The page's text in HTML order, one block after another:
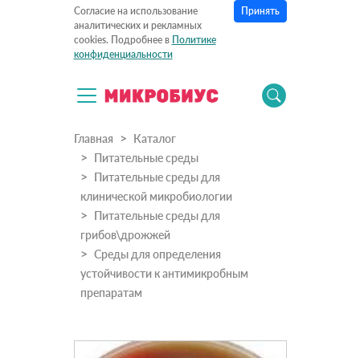
Согласие на использование
аналитических и рекламных
cookies. Подробнее в Политике
конфиденциальности
Принять
Главная
Каталог
Питательные среды
Питательные среды для
клинической микробиологии
Питательные среды для
грибов\дрожжей
Среды для определения
устойчивости к антимикробным
препаратам